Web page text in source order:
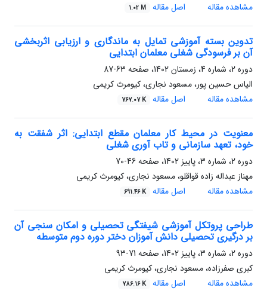
مشاهده مقاله
اصل مقاله 1.02 M
تدوین بسته آموزشی تمایل به ماندگاری و ارزیابی اثربخشی
آن بر فرسودگی شغلی معلمان ابتدایی
دوره 2، شماره 4، زمستان 1402، صفحه
63-87
الیاس حسین پور، مسعود نجاری، کیومرث کریمی
مشاهده مقاله
اصل مقاله 767.07 K
معنویت در محیط کار معلمان مقطع ابتدایی: اثر شفقت به
خود، تعهد سازمانی و تاب آوری شغلی
دوره 2، شماره 3، پاییز 1402، صفحه
46-70
مهناز عبداله زاده قواقلو، مسعود نجاری، کیومرث کریمی
مشاهده مقاله
اصل مقاله 691.46 K
طراحی پروتکل آموزشی شیفتگی تحصیلی و امکان سنجی آن
بر درگیری تحصیلی دانش آموزان دختر دوره دوم متوسطه
دوره 2، شماره 3، پاییز 1402، صفحه
71-93
کبری صفرزاده، مسعود نجاری، کیومرث کریمی
مشاهده مقاله
اصل مقاله 786.16 K